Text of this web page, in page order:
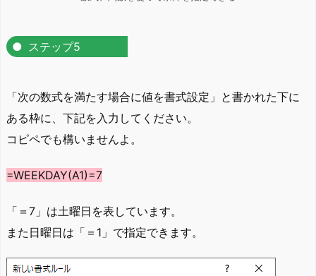
ステップ5
「次の数式を満たす場合に値を書式設定」と書かれた下に
ある枠に、下記を入力してください。
コピペでも構いませんよ。
=WEEKDAY(A1)=7
「＝7」は土曜日を表しています。
また日曜日は「＝1」で指定できます。